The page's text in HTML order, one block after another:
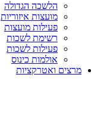
הלשכה הגדולה
מועצות איזוריות
פעילות מועצות
רשימת לשכות
פעילות לשכות
אולמות כינוס
מרצים ואטרקציות